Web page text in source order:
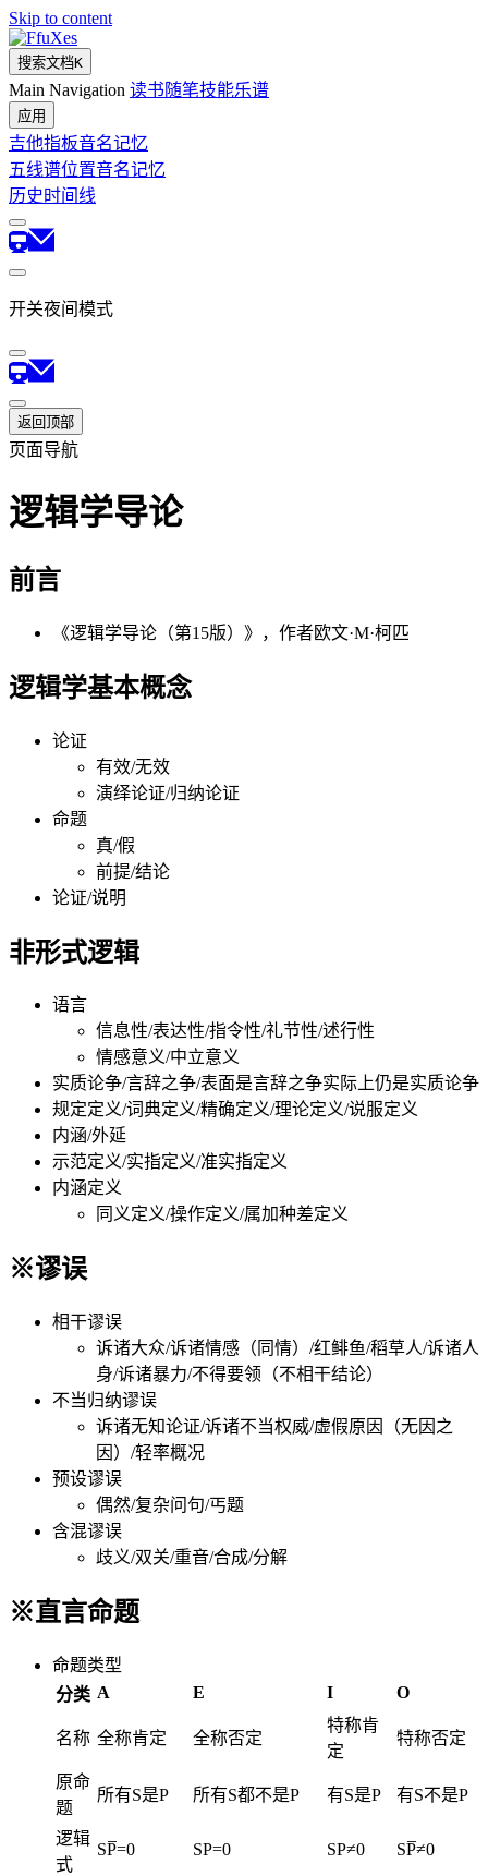
Skip to content
fuXes
搜索文档K
Main Navigation 读书随笔技能乐谱
应用
吉他指板音名记忆
五线谱位置音名记忆
历史时间线
开关夜间模式
返回顶部
页面导航
逻辑学导论
前言
《逻辑学导论（第15版）》，作者欧文·M·柯匹
逻辑学基本概念
论证
有效/无效
演绎论证/归纳论证
命题
真/假
前提/结论
论证/说明
非形式逻辑
语言
信息性/表达性/指令性/礼节性/述行性
情感意义/中立意义
实质论争/言辞之争/表面是言辞之争实际上仍是实质论争
规定定义/词典定义/精确定义/理论定义/说服定义
内涵/外延
示范定义/实指定义/准实指定义
内涵定义
同义定义/操作定义/属加种差定义
※谬误
相干谬误
诉诸大众/诉诸情感（同情）/红鲱鱼/稻草人/诉诸人
身/诉诸暴力/不得要领（不相干结论）
不当归纳谬误
诉诸无知论证/诉诸不当权威/虚假原因（无因之
因）/轻率概况
预设谬误
偶然/复杂问句/丐题
含混谬误
歧义/双关/重音/合成/分解
※直言命题
命题类型
分类 A E I O
名称 全称肯定 全称否定
特称肯
定
特称否定
原命
题
所有S是P 所有S都不是P 有S是P 有S不是P
逻辑
式
SP̅=0 SP=0 SP≠0 SP̅≠0